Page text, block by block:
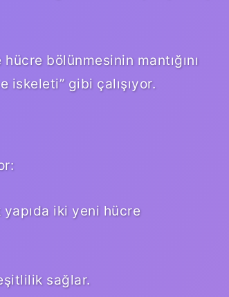
bölünmesinin mantığını
iskeleti” gibi çalışıyor.
iki yeni hücre
sağlar.